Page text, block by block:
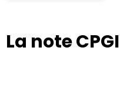
La note CPGI